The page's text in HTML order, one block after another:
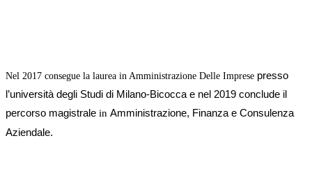
Nel 2017 consegue la laurea in Amministrazione Delle Imprese presso
l’università degli Studi di Milano-Bicocca e nel 2019 conclude il
percorso magistrale in Amministrazione, Finanza e Consulenza
Aziendale.